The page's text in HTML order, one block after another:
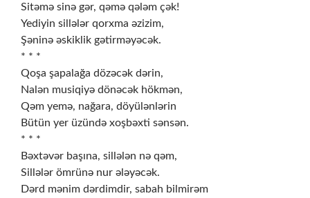
Sitəmə sinə gər, qəmə qələm çək!
Yediyin sillələr qorxma əzizim,
Şəninə əskiklik gətirməyəcək.
* * *
Qoşa şapalağa dözəcək dərin,
Nalən musiqiyə dönəcək hökmən,
Qəm yemə, nağara, döyülənlərin
Bütün yer üzündə xoşbəxti sənsən.
* * *
Bəxtəvər başına, sillələn nə qəm,
Sillələr ömrünə nur ələyəcək.
Dərd mənim dərdimdir, sabah bilmirəm